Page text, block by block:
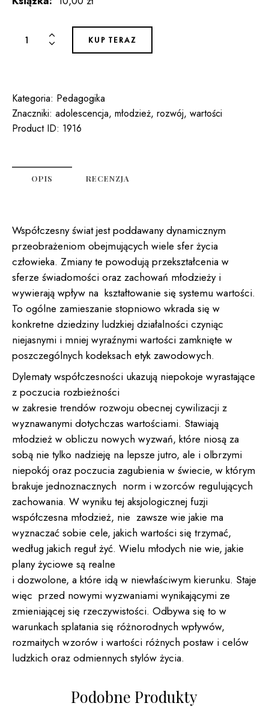
ilość
PLANY
ŻYCIOWE
LICEALISTÓW
KUP TERAZ
Kategoria: Pedagogika
Znaczniki: adolescencja, młodzież, rozwój, wartości
Product ID: 1916
OPIS RECENZJA
Współczesny świat jest poddawany dynamicznym
przeobrażeniom obejmujących wiele sfer życia
człowieka. Zmiany te powodują przekształcenia w
sferze świadomości oraz zachowań młodzieży i
wywierają wpływ na kształtowanie się systemu wartości.
To ogólne zamieszanie stopniowo wkrada się w
konkretne dziedziny ludzkiej działalności czyniąc
niejasnymi i mniej wyraźnymi wartości zamknięte w
poszczególnych kodeksach etyk zawodowych.
Dylematy współczesności ukazują niepokoje wyrastające
z poczucia rozbieżności
w zakresie trendów rozwoju obecnej cywilizacji z
wyznawanymi dotychczas wartościami. Stawiają
młodzież w obliczu nowych wyzwań, które niosą za
sobą nie tylko nadzieję na lepsze jutro, ale i olbrzymi
niepokój oraz poczucia zagubienia w świecie, w którym
brakuje jednoznacznych norm i wzorców regulujących
zachowania. W wyniku tej aksjologicznej fuzji
współczesna młodzież, nie zawsze wie jakie ma
wyznaczać sobie cele, jakich wartości się trzymać,
według jakich reguł żyć. Wielu młodych nie wie, jakie
plany życiowe są realne
i dozwolone, a które idą w niewłaściwym kierunku. Staje
więc przed nowymi wyzwaniami wynikającymi ze
zmieniającej się rzeczywistości. Odbywa się to w
warunkach splatania się różnorodnych wpływów,
rozmaitych wzorów i wartości różnych postaw i celów
ludzkich oraz odmiennych stylów życia.
Podobne Produkty